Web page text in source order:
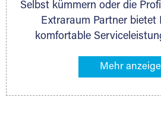
Selbst kümmern oder die
Extraraum Partner bietet
komfortable
gehören z. B.
Ihr Lagergut wird bei Ihrem